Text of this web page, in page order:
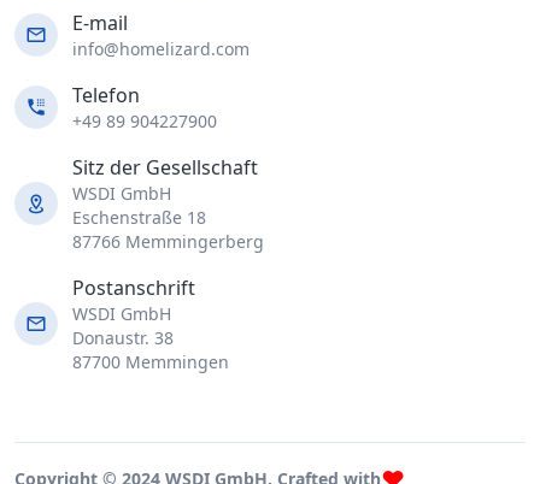
E-mail
info@homelizard.com
Telefon
+49 89 904227900
Sitz der Gesellschaft
WSDI GmbH
Eschenstraße 18
87766 Memmingerberg
Postanschrift
WSDI GmbH
Donaustr. 38
87700 Memmingen
Copyright © 2024 WSDI GmbH. Crafted with